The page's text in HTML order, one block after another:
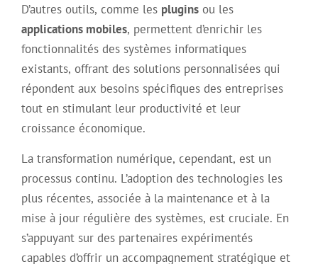
D’autres outils, comme les plugins ou les
applications mobiles, permettent d’enrichir les
fonctionnalités des systèmes informatiques
existants, offrant des solutions personnalisées qui
répondent aux besoins spécifiques des entreprises
tout en stimulant leur productivité et leur
croissance économique.
La transformation numérique, cependant, est un
processus continu. L’adoption des technologies les
plus récentes, associée à la maintenance et à la
mise à jour régulière des systèmes, est cruciale. En
s’appuyant sur des partenaires expérimentés
capables d’offrir un accompagnement stratégique et